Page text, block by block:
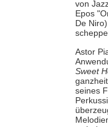
von
Epos
De
Astor
Sweet
seines